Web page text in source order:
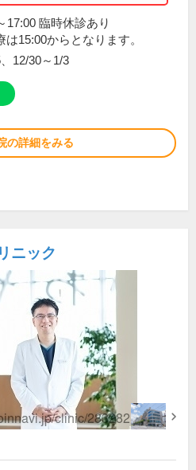
17:00 臨時休診あり
15:00からとなります。
12/30～1/3
の詳細をみる
ニック